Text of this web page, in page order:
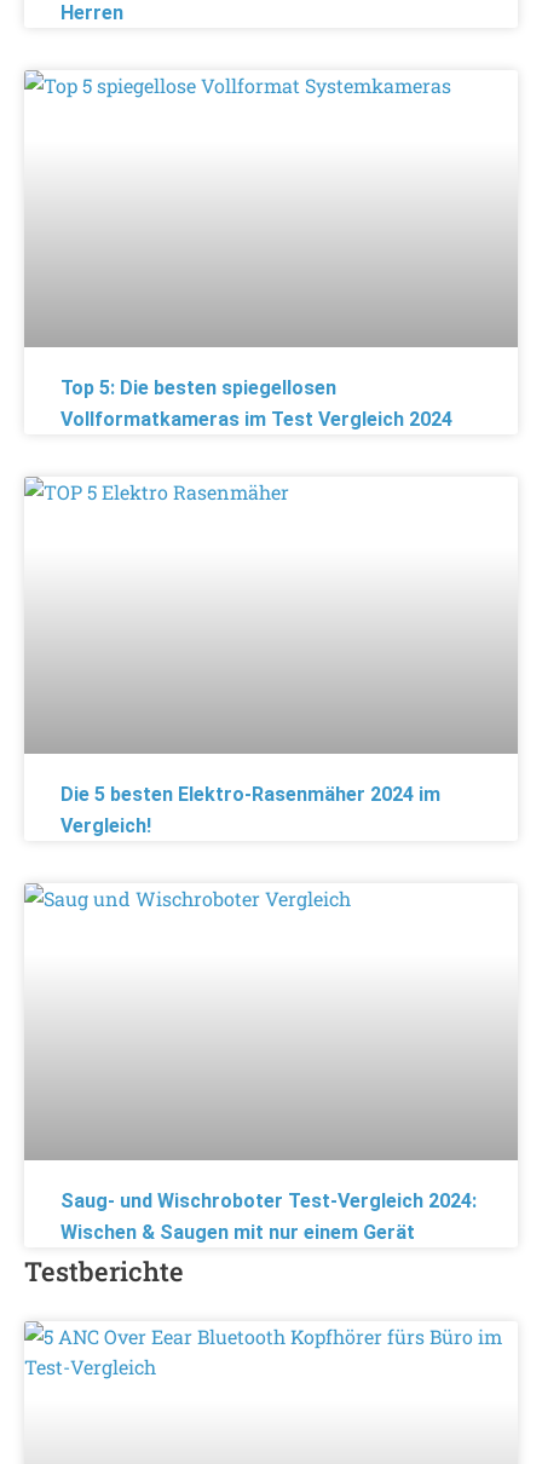
Herren
Top 5: Die besten spiegellosen
Vollformatkameras im Test Vergleich 2024
Die 5 besten Elektro-Rasenmäher 2024 im
Vergleich!
Saug- und Wischroboter Test-Vergleich 2024:
Wischen & Saugen mit nur einem Gerät
Testberichte